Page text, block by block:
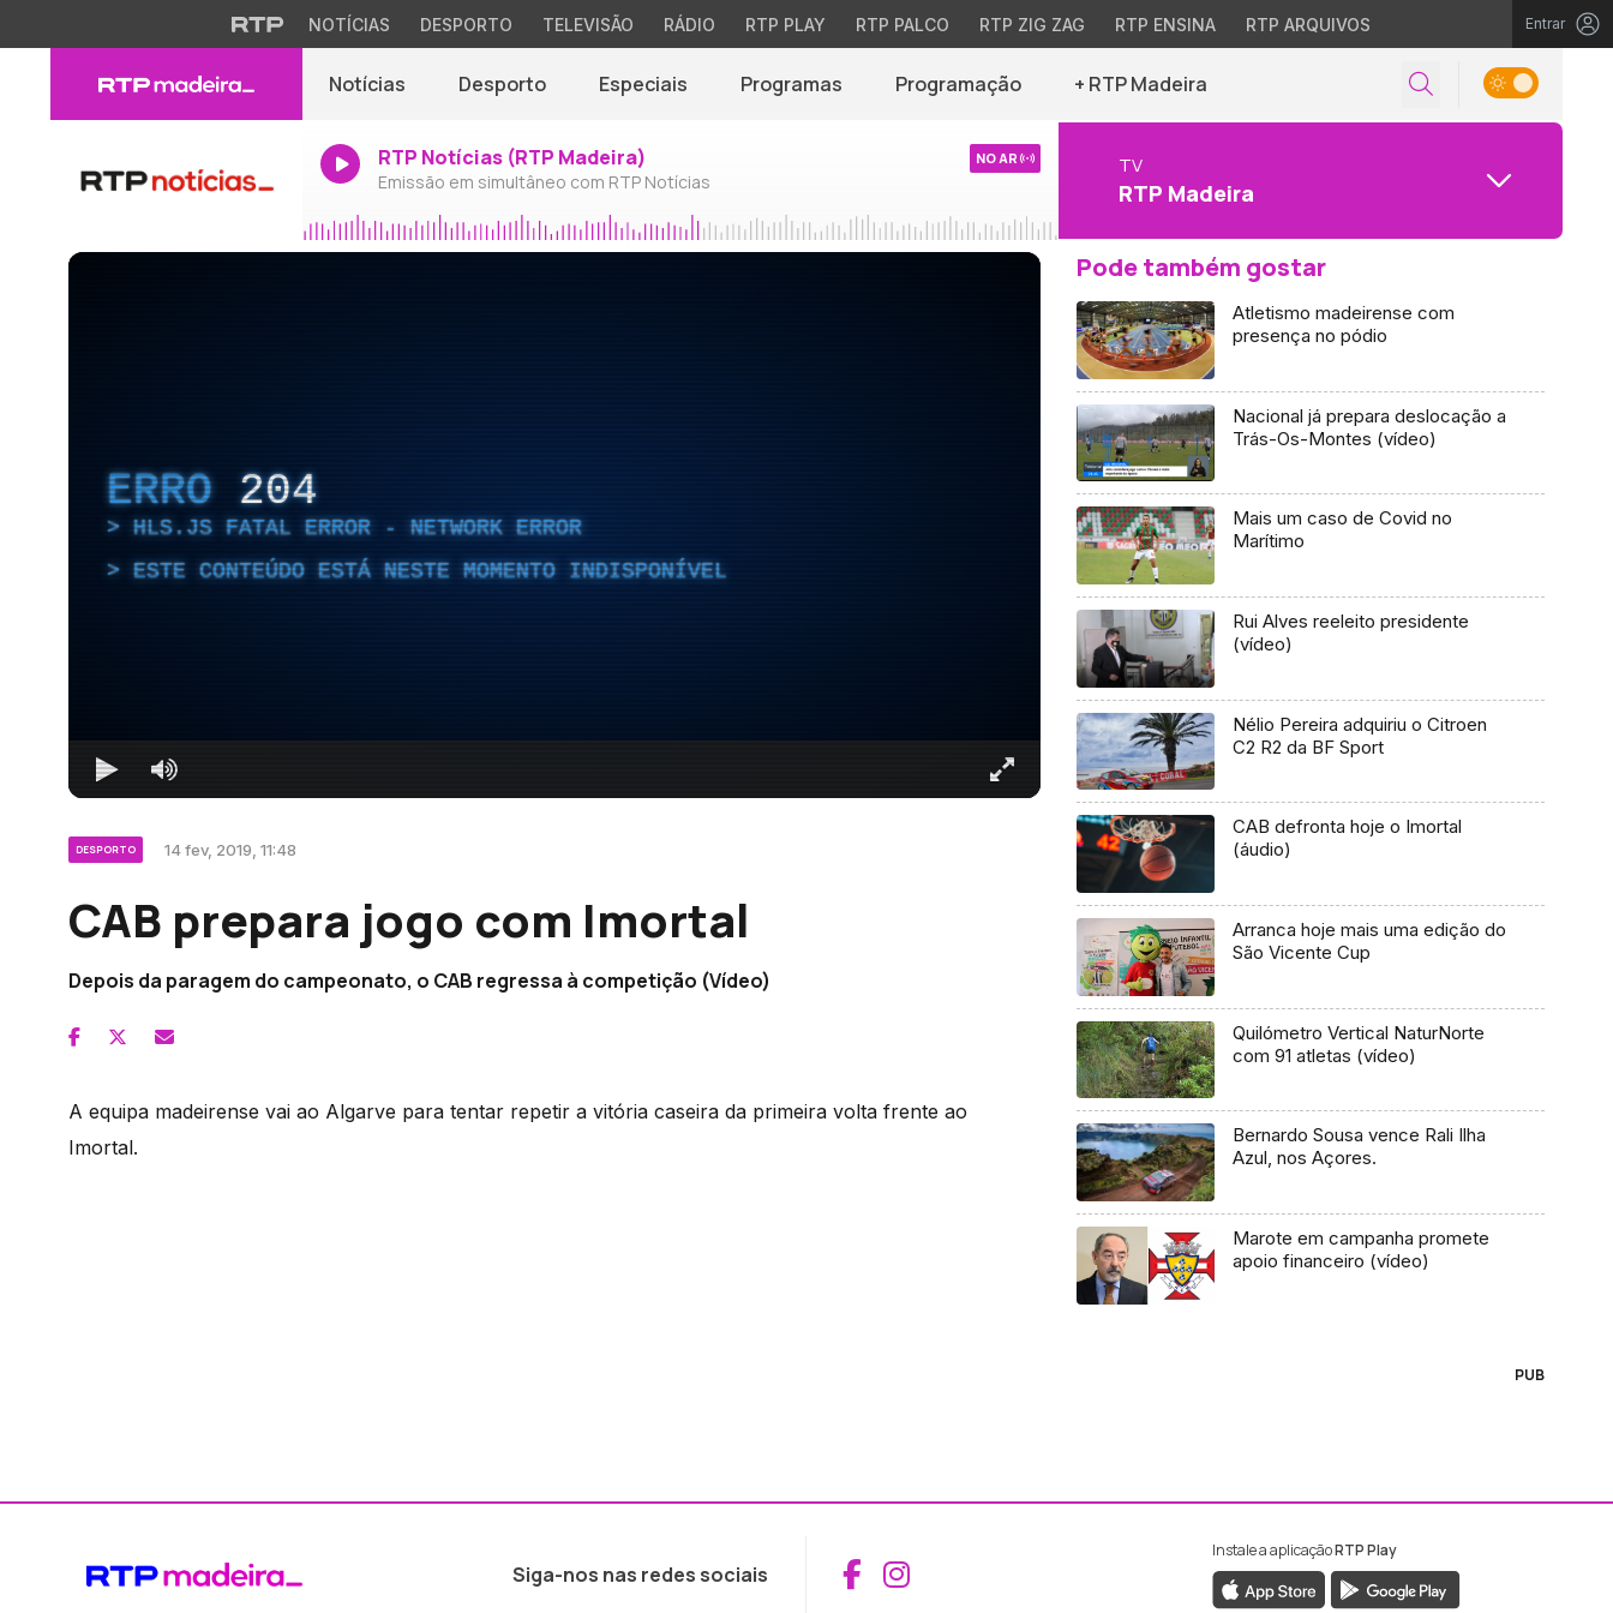
NOTÍCIAS DESPORTO TELEVISÃO RÁDIO RTP PLAY RTP PALCO RTP ZIG ZAG RTP ENSINA RTP ARQUIVOS Entrar
Notícias Desporto Especiais Programas Programação + RTP Madeira
RTP Notícias (RTP Madeira)
Emissão em simultâneo com RTP Notícias
NO AR TV
RTP Madeira
ERRO 204
HLS.JS FATAL ERROR - NETWORK ERROR
ESTE CONTEÚDO ESTÁ NESTE MOMENTO INDISPONÍVEL
DESPORTO 14 fev, 2019, 11:48
CAB prepara jogo com Imortal
Depois da paragem do campeonato, o CAB regressa à competição (Vídeo)
A equipa madeirense vai ao Algarve para tentar repetir a vitória caseira da primeira volta frente ao
Imortal.
Pode também gostar
Atletismo madeirense com
presença no pódio
Nacional já prepara deslocação a
Trás-Os-Montes (vídeo)
Mais um caso de Covid no
Marítimo
Rui Alves reeleito presidente
(vídeo)
Nélio Pereira adquiriu o Citroen
C2 R2 da BF Sport
CAB defronta hoje o Imortal
(áudio)
Arranca hoje mais uma edição do
São Vicente Cup
Quilómetro Vertical NaturNorte
com 91 atletas (vídeo)
Bernardo Sousa vence Rali Ilha
Azul, nos Açores.
Marote em campanha promete
apoio financeiro (vídeo)
PUB
Siga-nos nas redes sociais Aceder ao Facebook da RTP Madeira
Aceder ao Instagram da RTP Madeira
Instale a aplicaçãoRTP Play